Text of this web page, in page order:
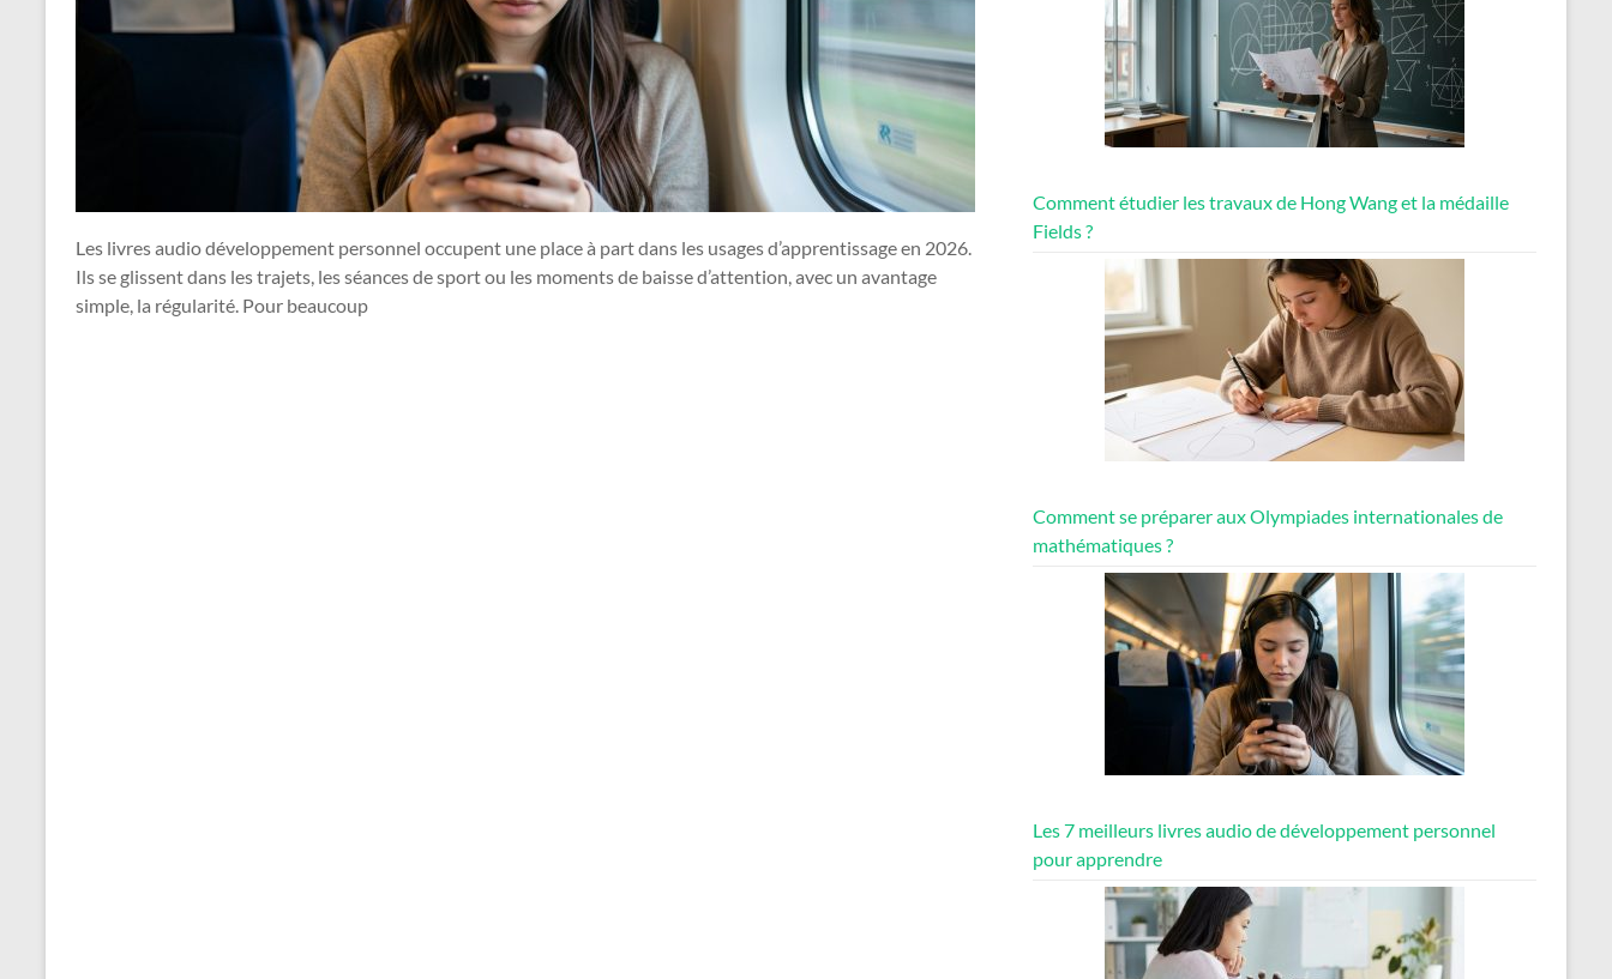
Les livres audio développement personnel occupent une place à part dans les usages d’apprentissage en 2026.
Ils se glissent dans les trajets, les séances de sport ou les moments de baisse d’attention, avec un avantage
simple, la régularité. Pour beaucoup
Comment étudier les travaux de Hong Wang et la médaille
Fields ?
Comment se préparer aux Olympiades internationales de
mathématiques ?
Les 7 meilleurs livres audio de développement personnel
pour apprendre